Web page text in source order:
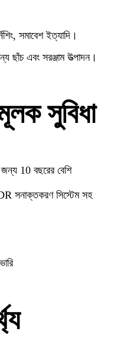
সমাবেশ ইত্যাদি।
ছাঁচ এবং সরঞ্জাম উত্পাদন।
সুবিধা
10 বছরের বেশি
সনাক্তকরণ সিস্টেম সহ